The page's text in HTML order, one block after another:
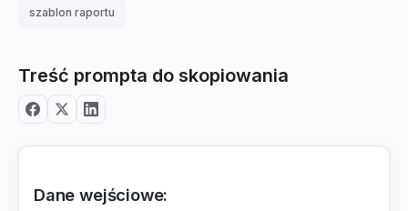
szablon raportu
Treść prompta do skopiowania
Dane wejściowe: